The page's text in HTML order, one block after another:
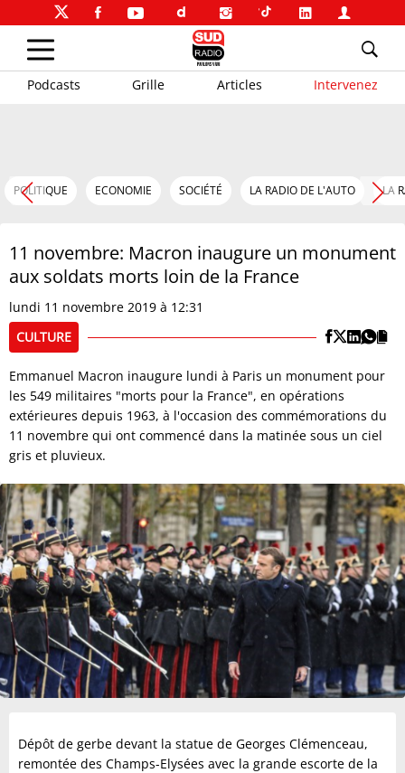
Podcasts Grille Articles Intervenez
POLITIQUE ECONOMIE SOCIÉTÉ LA RADIO DE L'AUTO LA
11 novembre: Macron inaugure un monument
aux soldats morts loin de la France
lundi 11 novembre 2019 à 12:31
CULTURE
Emmanuel Macron inaugure lundi à Paris un monument pour
les 549 militaires "morts pour la France", en opérations
extérieures depuis 1963, à l'occasion des commémorations du
11 novembre qui ont commencé dans la matinée sous un ciel
gris et pluvieux.
Dépôt de gerbe devant la statue de Georges Clémenceau,
remontée des Champs-Elysées avec la grande escorte de la